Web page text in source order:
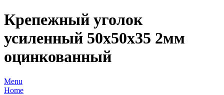
Крепежный уголок
усиленный 50х50х35 2мм
оцинкованный
Menu
Home